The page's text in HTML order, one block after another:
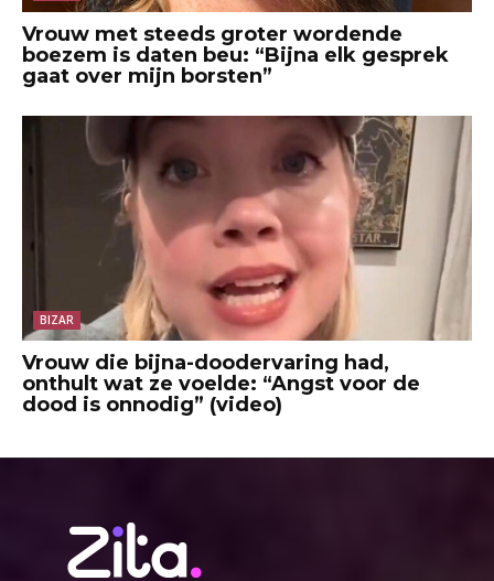
Vrouw met steeds groter wordende
boezem is daten beu: “Bijna elk gesprek
gaat over mijn borsten”
BIZAR
Vrouw die bijna-doodervaring had,
onthult wat ze voelde: “Angst voor de
dood is onnodig” (video)